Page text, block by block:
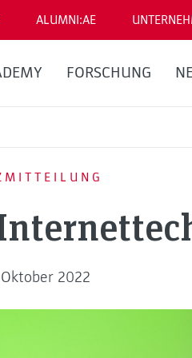
ALUMNI:AE
FORSCHUNG
2022